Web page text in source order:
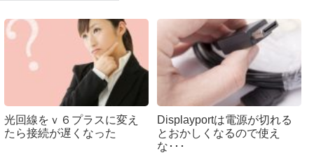
光回線をｖ６プラスに変え
たら接続が遅くなった
Displayportは電源が切れる
とおかしくなるので使え
な･･･